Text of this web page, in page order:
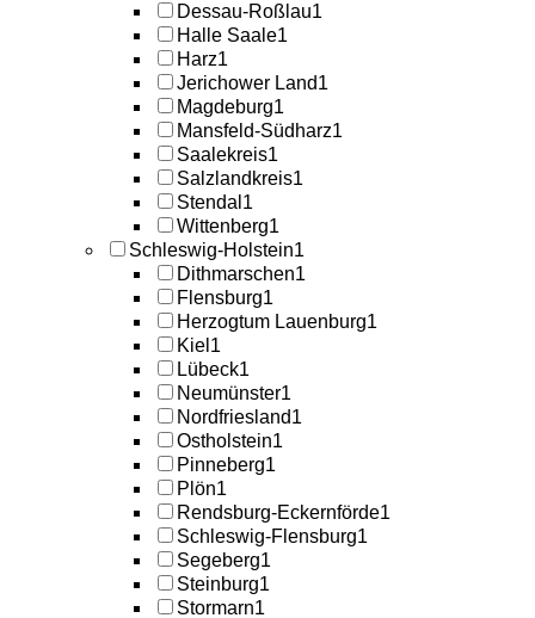
Dessau-Roßlau1
Halle Saale1
Harz1
Jerichower Land1
Magdeburg1
Mansfeld-Südharz1
Saalekreis1
Salzlandkreis1
Stendal 1
Wittenberg1
Schleswig-Holstein1
Dithmarschen1
Flensburg1
Herzogtum Lauenburg1
Kiel 1
Lübeck1
Neumünster1
Nordfriesland1
Ostholstein1
Pinneberg1
Plön1
Rendsburg-Eckernförde1
Schleswig-Flensburg1
Segeberg1
Steinburg1
Stormarn1